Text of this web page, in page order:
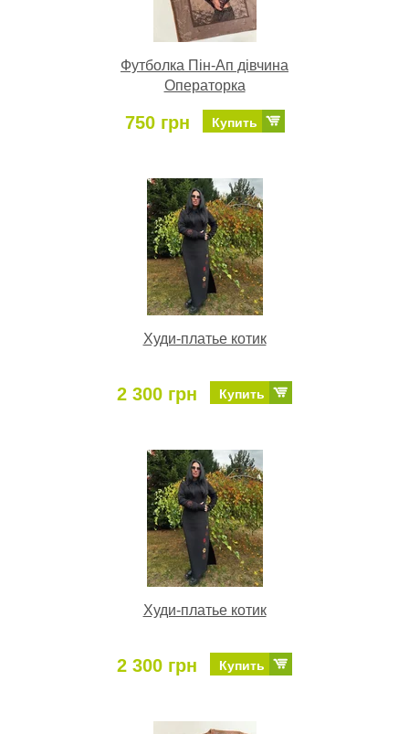
Футболка Пін-Ап дівчина
Операторка
750 грн Купить
Худи-платье котик
2 300 грн Купить
Худи-платье котик
2 300 грн Купить